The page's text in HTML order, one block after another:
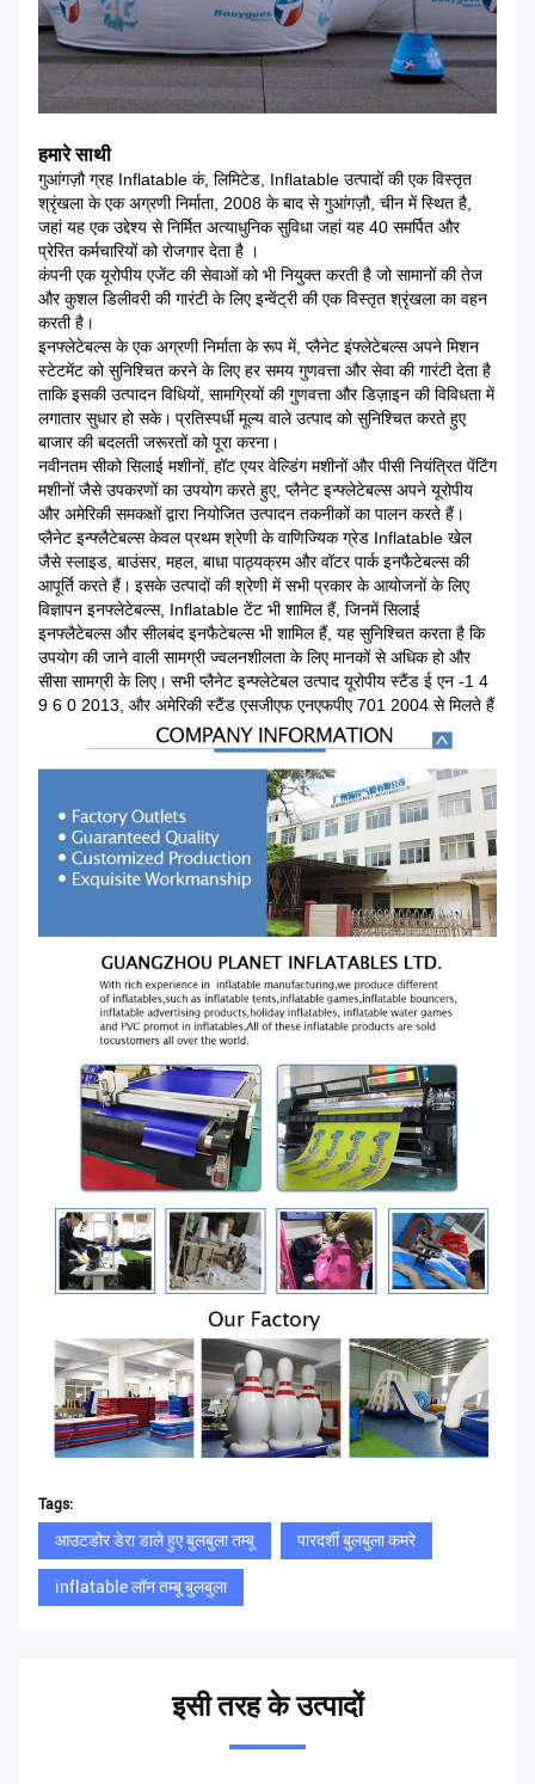
हमारे साथी
गुआंगज़ौ ग्रह Inflatable कं, लिमिटेड, Inflatable उत्पादों की एक विस्तृत
श्रृंखला के एक अग्रणी निर्माता, 2008 के बाद से गुआंगज़ौ, चीन में स्थित है,
जहां यह एक उद्देश्य से निर्मित अत्याधुनिक सुविधा जहां यह 40 समर्पित और
प्रेरित कर्मचारियों को रोजगार देता है ।
कंपनी एक यूरोपीय एजेंट की सेवाओं को भी नियुक्त करती है जो सामानों की तेज
और कुशल डिलीवरी की गारंटी के लिए इन्वेंट्री की एक विस्तृत श्रृंखला का वहन
करती है।
इनफ्लेटेबल्स के एक अग्रणी निर्माता के रूप में, प्लैनेट इंफ्लेटेबल्स अपने मिशन
स्टेटमेंट को सुनिश्चित करने के लिए हर समय गुणवत्ता और सेवा की गारंटी देता है
ताकि इसकी उत्पादन विधियों, सामग्रियों की गुणवत्ता और डिज़ाइन की विविधता में
लगातार सुधार हो सके। प्रतिस्पर्धी मूल्य वाले उत्पाद को सुनिश्चित करते हुए
बाजार की बदलती जरूरतों को पूरा करना।
नवीनतम सीको सिलाई मशीनों, हॉट एयर वेल्डिंग मशीनों और पीसी नियंत्रित पेंटिंग
मशीनों जैसे उपकरणों का उपयोग करते हुए, प्लैनेट इन्फ्लेटेबल्स अपने यूरोपीय
और अमेरिकी समकक्षों द्वारा नियोजित उत्पादन तकनीकों का पालन करते हैं।
प्लैनेट इन्फ्लैटेबल्स केवल प्रथम श्रेणी के वाणिज्यिक ग्रेड Inflatable खेल
जैसे स्लाइड, बाउंसर, महल, बाधा पाठ्यक्रम और वॉटर पार्क इनफैटेबल्स की
आपूर्ति करते हैं। इसके उत्पादों की श्रेणी में सभी प्रकार के आयोजनों के लिए
विज्ञापन इनफ्लेटेबल्स, Inflatable टेंट भी शामिल हैं, जिनमें सिलाई
इनफ्लैटेबल्स और सीलबंद इनफैटेबल्स भी शामिल हैं, यह सुनिश्चित करता है कि
उपयोग की जाने वाली सामग्री ज्वलनशीलता के लिए मानकों से अधिक हो और
सीसा सामग्री के लिए। सभी प्लैनेट इन्फ्लेटेबल उत्पाद यूरोपीय स्टैंड ई एन -1 4
9 6 0 2013, और अमेरिकी स्टैंड एसजीएफ एनएफपीए 701 2004 से मिलते हैं
Tags:
आउटडोर डेरा डाले हुए बुलबुला तम्बू पारदर्शी बुलबुला कमरे
inflatable लॉन तम्बू बुलबुला
इसी तरह के उत्पादों